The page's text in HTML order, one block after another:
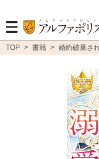
TOP > 書籍 > 婚約破棄さ